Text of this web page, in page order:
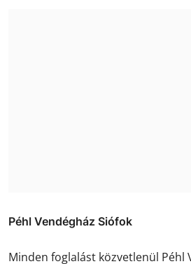
Péhl Vendégház Siófok
Minden foglalást közvetlenül Péhl